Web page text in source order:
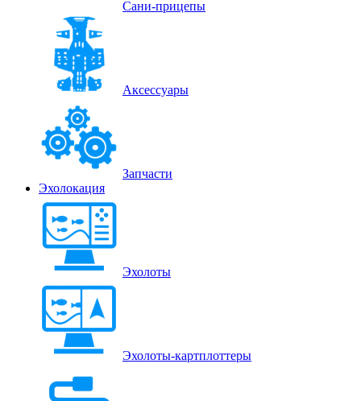
Сани-прицепы
Аксессуары
Запчасти
Эхолокация
Эхолоты
Эхолоты-картплоттеры